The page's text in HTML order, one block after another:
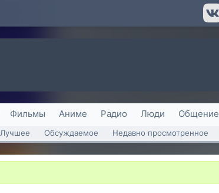
Фильмы Аниме Радио Люди Общение
Лучшее Обсуждаемое Недавно просмотренное